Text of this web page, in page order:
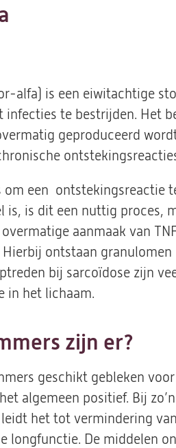
alfa) is een eiwitachtige
te bestrijden. Het
geproduceerd
een ontstekingsreactie
is, is dit een nuttig proces,
aanmaak van
ontstaan
bij sarcoïdose zijn
in het lichaam.
zijn er?
geschikt gebleken
algemeen positief. Bij
het tot vermindering
longfunctie. De middelen